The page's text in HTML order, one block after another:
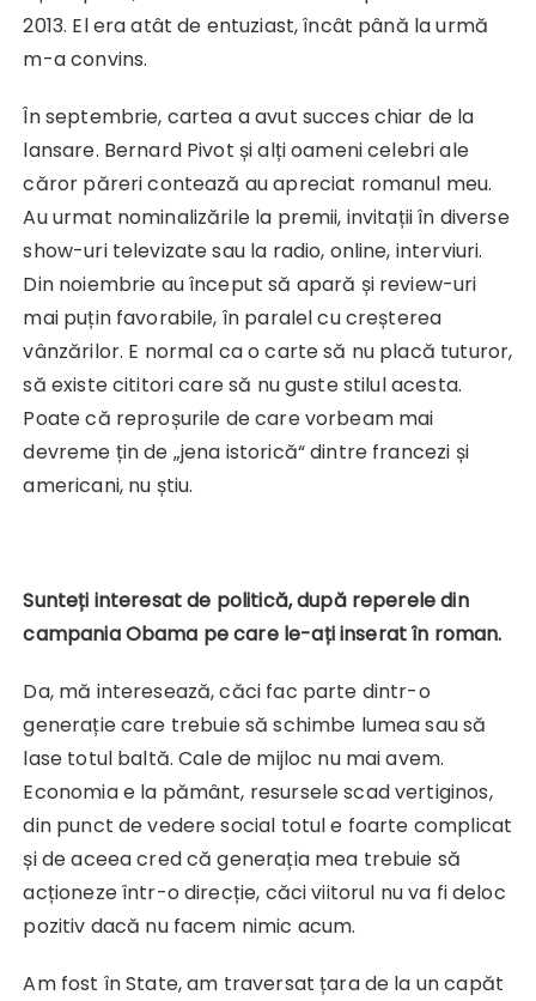
2013. El era atât de entuziast, încât până la urmă
m-a convins.
În septembrie, cartea a avut succes chiar de la
lansare. Bernard Pivot și alți oameni celebri ale
căror păreri contează au apreciat romanul meu.
Au urmat nominalizările la premii, invitații în diverse
show-uri televizate sau la radio, online, interviuri.
Din noiembrie au început să apară și review-uri
mai puțin favorabile, în paralel cu creșterea
vânzărilor. E normal ca o carte să nu placă tuturor,
să existe cititori care să nu guste stilul acesta.
Poate că reproșurile de care vorbeam mai
devreme țin de „jena istorică“ dintre francezi și
americani, nu știu.
Sunteți interesat de politică, după reperele din
campania Obama pe care le-ați inserat în roman.
Da, mă interesează, căci fac parte dintr-o
generație care trebuie să schimbe lumea sau să
lase totul baltă. Cale de mijloc nu mai avem.
Economia e la pământ, resursele scad vertiginos,
din punct de vedere social totul e foarte complicat
și de aceea cred că generația mea trebuie să
acționeze într-o direcție, căci viitorul nu va fi deloc
pozitiv dacă nu facem nimic acum.
Am fost în State, am traversat țara de la un capăt